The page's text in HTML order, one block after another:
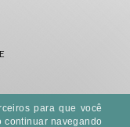
para que você
continuar navegando